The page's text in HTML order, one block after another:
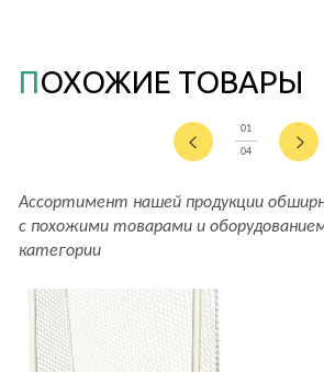
ПОХОЖИЕ ТОВАРЫ
Ассортимент нашей продукции
с похожими товарами и
категории
01
04